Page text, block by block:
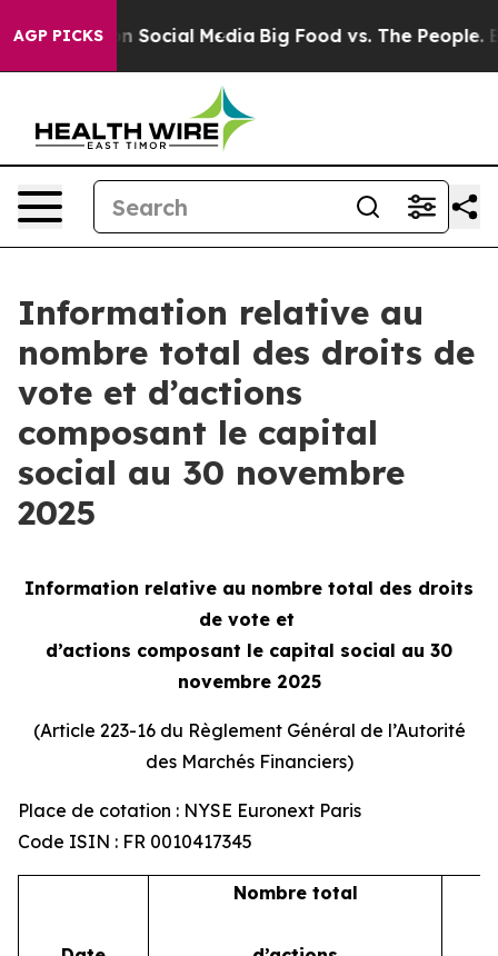
AGP PICKSon Social Media Big Food vs. The People.
Information relative au
nombre total des droits de
vote et d’actions
composant le capital
social au 30 novembre
2025
Information relative au nombre total des droits
de vote et
d’actions composant le capital social au 30
novembre 2025
(Article 223-16 du Règlement Général de l’Autorité
des Marchés Financiers)
Place de cotation : NYSE Euronext Paris
Code ISIN : FR 0010417345
Nombre total